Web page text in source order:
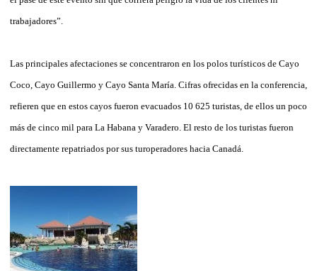
trabajadores”.
Las principales afectaciones se concentraron en los polos turísticos de Cayo
Coco, Cayo Guillermo y Cayo Santa María. Cifras ofrecidas en la conferencia,
refieren que en estos cayos fueron evacuados 10 625 turistas, de ellos un poco
más de cinco mil para La Habana y Varadero. El resto de los turistas fueron
directamente repatriados por sus turoperadores hacia Canadá.